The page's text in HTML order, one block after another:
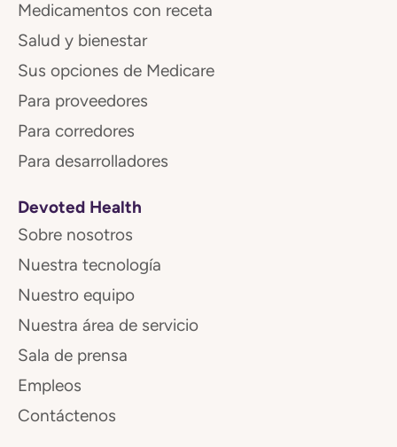
Medicamentos con receta
Salud y bienestar
Sus opciones de Medicare
Para proveedores
Para corredores
Para desarrolladores
Devoted Health
Sobre nosotros
Nuestra tecnología
Nuestro equipo
Nuestra área de servicio
Sala de prensa
Empleos
Contáctenos